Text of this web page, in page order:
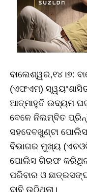
ବାଲେଶ୍ୱର,୧୪।୭:
(ଏଫଏମ)
ଆତ୍ମାହୁତି ଉଦ୍ୟମ
ବେଳେ ନିଲମ୍ବିତ
ସହଦେବଖୁଣ୍ଟା
ବିଭାଗର ମୁଖ୍ୟ
ପୋଲିସ ଗିରଫ
ପରିବାର ଓ
ଦାବି ଉଠିଥିଲା।